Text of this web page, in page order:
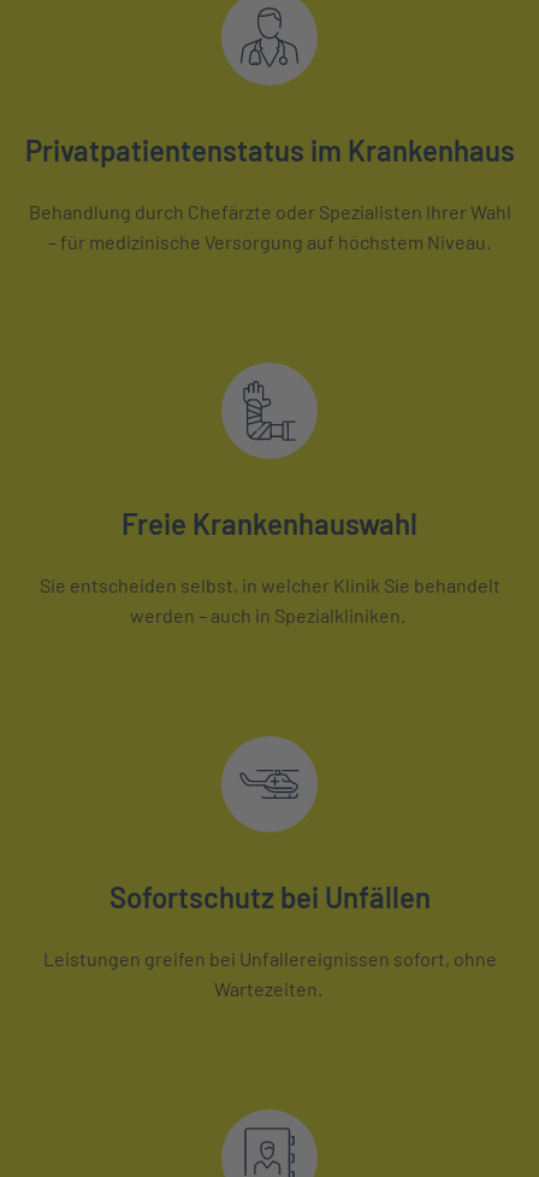
Privatpatientenstatus im Krankenhaus
Behandlung durch Chefärzte oder Spezialisten Ihrer Wahl
– für medizinische Versorgung auf höchstem Niveau.
Freie Krankenhauswahl
Sie entscheiden selbst, in welcher Klinik Sie behandelt
werden – auch in Spezialkliniken.
Sofortschutz bei Unfällen
Leistungen greifen bei Unfallereignissen sofort, ohne
Wartezeiten.​